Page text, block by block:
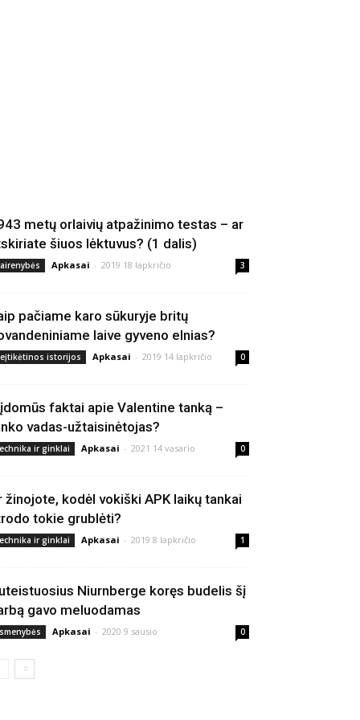
metų orlaivių atpažinimo testas – ar
šiuos lėktuvus? (1 dalis)
Apkasai - 2019 18 lapkričio 3
pačiame karo sūkuryje britų
laive gyveno elnias?
istorijos Apkasai - 2019 14 lapkričio 0
faktai apie Valentine tanką –
vadas-užtaisinėtojas?
ir ginklai Apkasai - 2021 14 vasario 0
žinojote, kodėl vokiški APK laikų tankai
tokie grublėti?
ir ginklai Apkasai - 2019 8 lapkričio 1
Niurnberge koręs budelis šį
gavo meluodamas
Apkasai - 2020 9 sausio 0